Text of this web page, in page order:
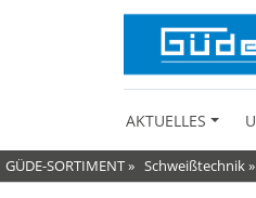
AKTUELLES
GÜDE-SORTIMENT» Schweißtechnik»